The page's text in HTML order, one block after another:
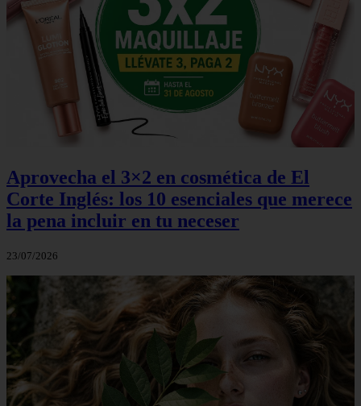
Aprovecha el 3×2 en cosmética de El
Corte Inglés: los 10 esenciales que merece
la pena incluir en tu neceser
23/07/2026